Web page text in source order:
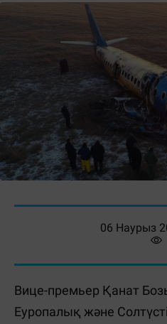
06 Наурыз
Вице-премьер Қанат
Еуропалық және